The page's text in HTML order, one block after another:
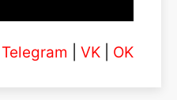
Telegram VK OK